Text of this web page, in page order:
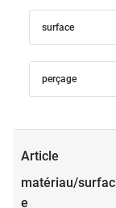
surface
perçage